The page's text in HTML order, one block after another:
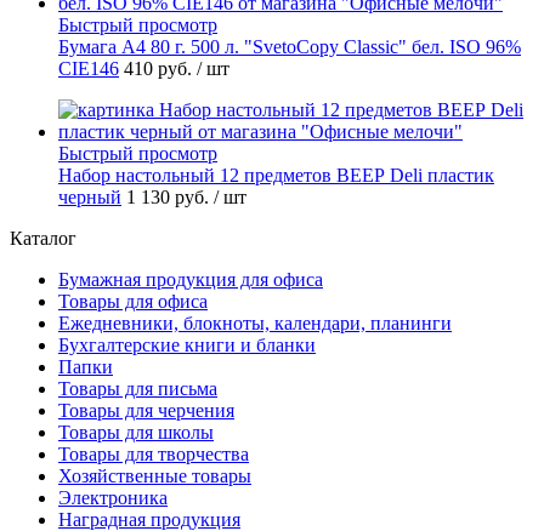
Быстрый просмотр
Бумага А4 80 г. 500 л. "SvetoCopy Classic" бел. ISO 96%
CIE146 410 руб. / шт
Быстрый просмотр
Набор настольный 12 предметов ВЕЕР Deli пластик
черный 1 130 руб. / шт
Каталог
Бумажная продукция для офиса
Товары для офиса
Ежедневники, блокноты, календари, планинги
Бухгалтерские книги и бланки
Папки
Товары для письма
Товары для черчения
Товары для школы
Товары для творчества
Хозяйственные товары
Электроника
Наградная продукция